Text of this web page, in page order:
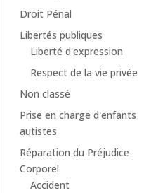
Droit Pénal
Libertés publiques
Liberté d'expression
Respect de la vie privée
Non classé
Prise en charge d'enfants
autistes
Réparation du Préjudice
Corporel
Accident